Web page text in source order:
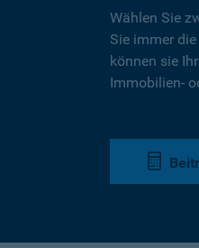
Wählen Sie
Sie immer
können sie
Immobilien-